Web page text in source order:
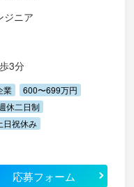
ジニア
3分
業
600〜699万円
休二日制
日祝休み
応募フォーム